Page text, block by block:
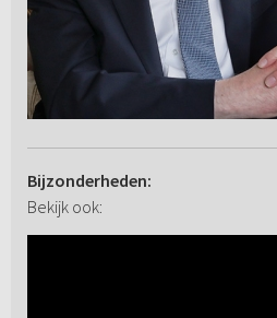
Bijzonderheden:
Bekijk ook: